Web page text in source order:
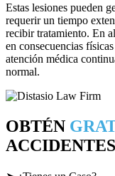
Estas lesiones pueden
requerir un tiempo
recibir tratamiento. En
en consecuencias
atención médica
normal.
OBTÉN